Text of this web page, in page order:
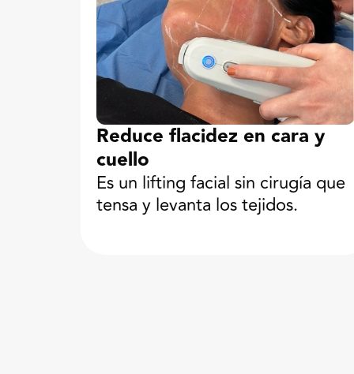
Reduce flacidez en cara y
cuello
Es un lifting facial sin cirugía que
tensa y levanta los tejidos.